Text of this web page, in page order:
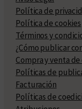
Política de
Política de cookies
Términos y
¿Cómo publicar
Compra y venta
Políticas de
Facturación
Políticas de